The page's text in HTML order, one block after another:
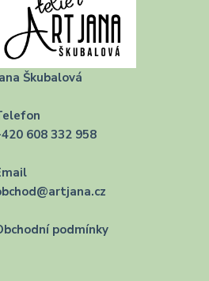
Škubalová
608 332 958
podmínky